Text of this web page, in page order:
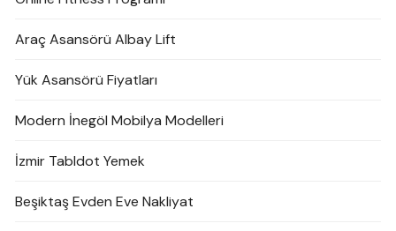
Araç Asansörü Albay Lift
Yük Asansörü Fiyatları
Modern İnegöl Mobilya Modelleri
İzmir Tabldot Yemek
Beşiktaş Evden Eve Nakliyat